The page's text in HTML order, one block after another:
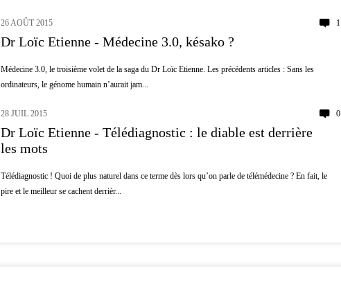
26 AOÛT 2015 1
Dr Loïc Etienne - Médecine 3.0, késako ?
Médecine 3.0, le troisième volet de la saga du Dr Loïc Etienne. Les précédents articles : Sans les
ordinateurs, le génome humain n’aurait jam...
28 JUIL 2015 0
Dr Loïc Etienne - Télédiagnostic : le diable est derrière
les mots
Télédiagnostic ! Quoi de plus naturel dans ce terme dès lors qu’on parle de télémédecine ? En fait, le
pire et le meilleur se cachent derrièr...